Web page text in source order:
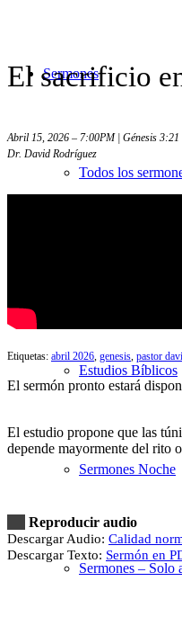
Sermones
Todos los
Estudios Bíblicos
Sermones Noche
Sermones – Solo
El sacrificio
Abril 15, 2026 – 7:00PM | Génesis 3:21
Dr. David Rodríguez
Etiquetas: abril 2026 genesis pastor
El sermón pronto estará
El estudio propone que las
depende mayormente del rito
Reproducir audio
Descargar Audio: Calidad
Descargar Texto: Sermón en